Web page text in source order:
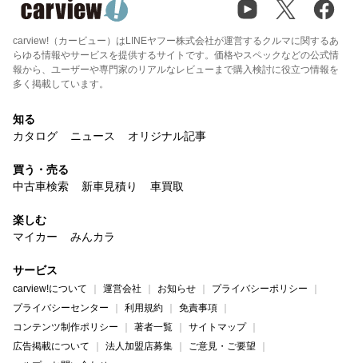
carview!（カービュー）はLINEヤフー株式会社が運営するクルマに関するあ
らゆる情報やサービスを提供するサイトです。価格やスペックなどの公式情
報から、ユーザーや専門家のリアルなレビューまで購入検討に役立つ情報を
多く掲載しています。
知る
カタログ
ニュース オリジナル記事
買う・売る
中古車検索
新車見積り 車買取
楽しむ
マイカー
みんカラ
サービス
carview!について 運営会社 お知らせ
プライバシーポリシー
プライバシーセンター
利用規約
免責事項
コンテンツ制作ポリシー
著者一覧
サイトマップ
広告掲載について
法人加盟店募集
ご意見・ご要望